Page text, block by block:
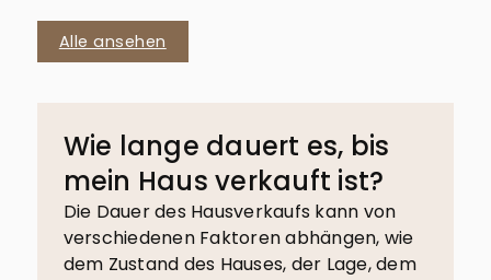
Alle ansehen
Wie lange dauert es, bis
mein Haus verkauft ist?
Die Dauer des Hausverkaufs kann von
verschiedenen Faktoren abhängen, wie
dem Zustand des Hauses, der Lage, dem